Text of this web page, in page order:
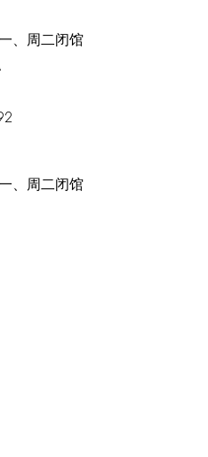
、周二闭馆
、周二闭馆